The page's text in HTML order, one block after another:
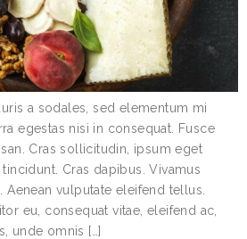
a sodales, sed elementum mi
egestas nisi in consequat. Fusce
Cras sollicitudin, ipsum eget
Cras dapibus. Vivamus
vulputate eleifend tellus.
eu, consequat vitae, eleifend ac,
unde omnis […]